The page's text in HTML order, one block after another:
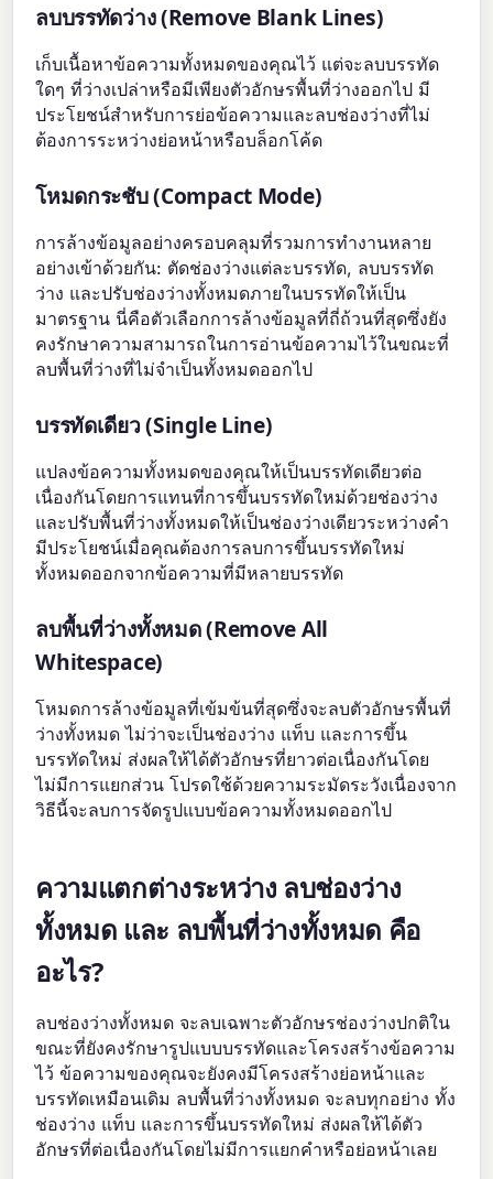
ลบบรรทัดว่าง (Remove Blank Lines)
เก็บเนื้อหาข้อความทั้งหมดของคุณไว้ แต่จะลบบรรทัด
ใดๆ ที่ว่างเปล่าหรือมีเพียงตัวอักษรพื้นที่ว่างออกไป มี
ประโยชน์สำหรับการย่อข้อความและลบช่องว่างที่ไม่
ต้องการระหว่างย่อหน้าหรือบล็อกโค้ด
โหมดกระชับ (Compact Mode)
การล้างข้อมูลอย่างครอบคลุมที่รวมการทำงานหลาย
อย่างเข้าด้วยกัน: ตัดช่องว่างแต่ละบรรทัด, ลบบรรทัด
ว่าง และปรับช่องว่างทั้งหมดภายในบรรทัดให้เป็น
มาตรฐาน นี่คือตัวเลือกการล้างข้อมูลที่ถี่ถ้วนที่สุดซึ่งยัง
คงรักษาความสามารถในการอ่านข้อความไว้ในขณะที่
ลบพื้นที่ว่างที่ไม่จำเป็นทั้งหมดออกไป
บรรทัดเดียว (Single Line)
แปลงข้อความทั้งหมดของคุณให้เป็นบรรทัดเดียวต่อ
เนื่องกันโดยการแทนที่การขึ้นบรรทัดใหม่ด้วยช่องว่าง
และปรับพื้นที่ว่างทั้งหมดให้เป็นช่องว่างเดียวระหว่างคำ
มีประโยชน์เมื่อคุณต้องการลบการขึ้นบรรทัดใหม่
ทั้งหมดออกจากข้อความที่มีหลายบรรทัด
ลบพื้นที่ว่างทั้งหมด (Remove All
Whitespace)
โหมดการล้างข้อมูลที่เข้มข้นที่สุดซึ่งจะลบตัวอักษรพื้นที่
ว่างทั้งหมด ไม่ว่าจะเป็นช่องว่าง แท็บ และการขึ้น
บรรทัดใหม่ ส่งผลให้ได้ตัวอักษรที่ยาวต่อเนื่องกันโดย
ไม่มีการแยกส่วน โปรดใช้ด้วยความระมัดระวังเนื่องจาก
วิธีนี้จะลบการจัดรูปแบบข้อความทั้งหมดออกไป
ความแตกต่างระหว่าง ลบช่องว่าง
ทั้งหมด และ ลบพื้นที่ว่างทั้งหมด คือ
อะไร?
ลบช่องว่างทั้งหมด จะลบเฉพาะตัวอักษรช่องว่างปกติใน
ขณะที่ยังคงรักษารูปแบบบรรทัดและโครงสร้างข้อความ
ไว้ ข้อความของคุณจะยังคงมีโครงสร้างย่อหน้าและ
บรรทัดเหมือนเดิม ลบพื้นที่ว่างทั้งหมด จะลบทุกอย่าง ทั้ง
ช่องว่าง แท็บ และการขึ้นบรรทัดใหม่ ส่งผลให้ได้ตัว
อักษรที่ต่อเนื่องกันโดยไม่มีการแยกคำหรือย่อหน้าเลย